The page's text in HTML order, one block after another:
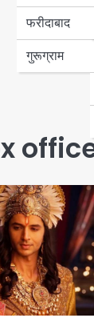
फरीदाबाद
गुरूग्राम